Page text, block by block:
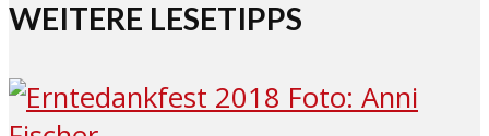
WEITERE LESETIPPS